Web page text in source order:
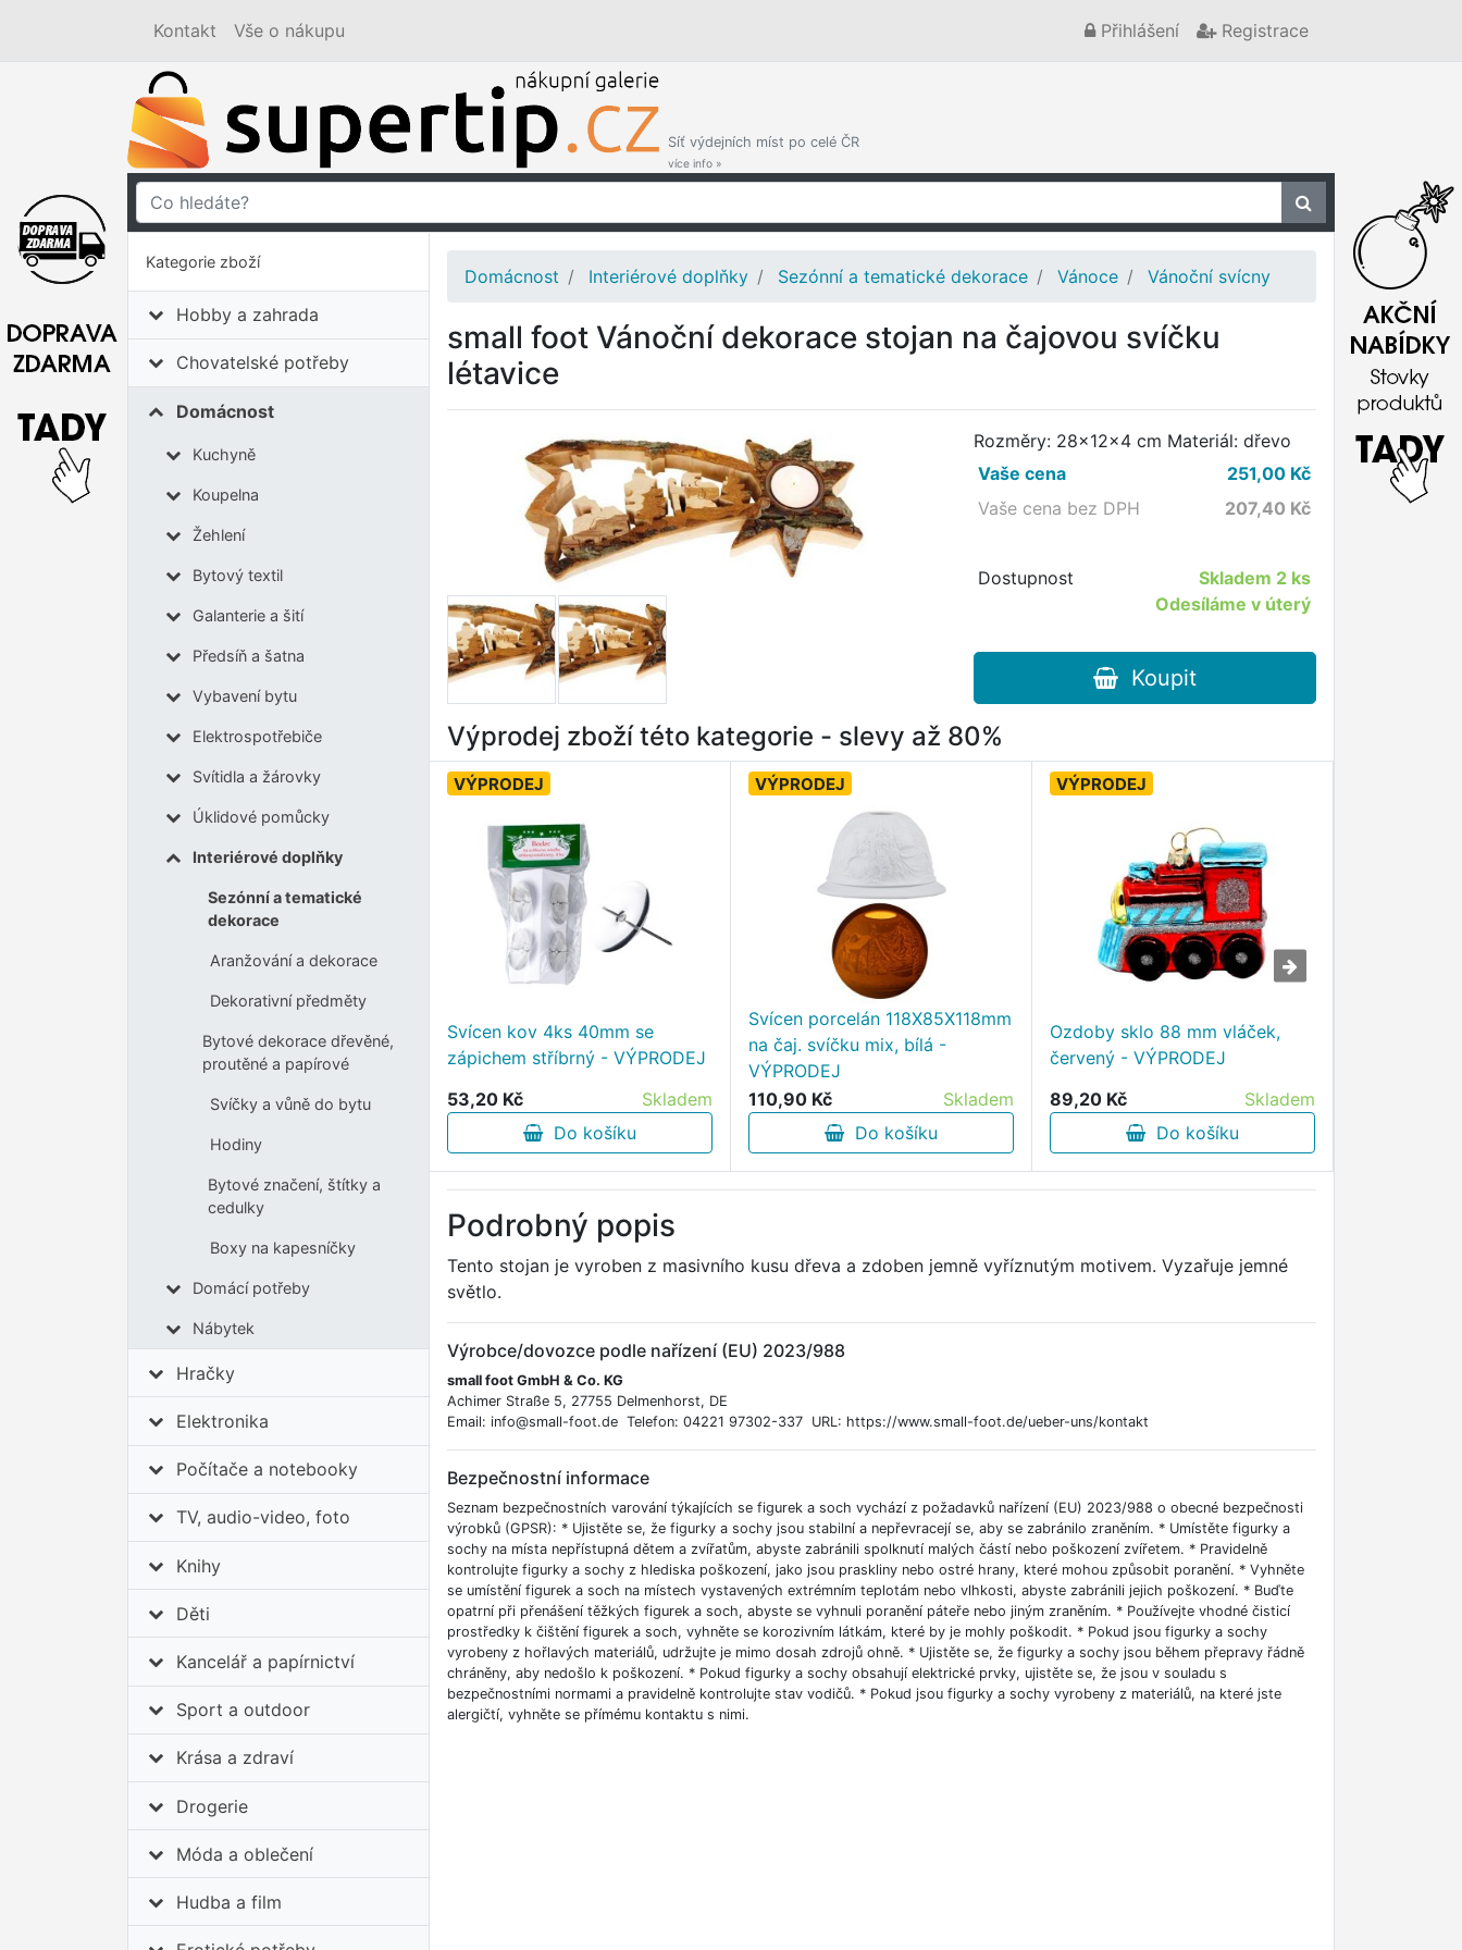
Kontakt Vše o nákupu Přihlášení Registrace
Síť výdejních míst po celé ČR
více info »
Kategorie zboží
Hobby a zahrada
Chovatelské potřeby
Domácnost
Kuchyně
Koupelna
Žehlení
Bytový textil
Galanterie a šití
Předsíň a šatna
Vybavení bytu
Elektrospotřebiče
Svítidla a žárovky
Úklidové pomůcky
Interiérové doplňky
Sezónní a tematické
dekorace
Aranžování a dekorace
Dekorativní předměty
Bytové dekorace dřevěné,
proutěné a papírové
Svíčky a vůně do bytu
Hodiny
Bytové značení, štítky a
cedulky
Boxy na kapesníčky
Domácí potřeby
Nábytek
Hračky
Elektronika
Počítače a notebooky
TV, audio-video, foto
Knihy
Děti
Kancelář a papírnictví
Sport a outdoor
Krása a zdraví
Drogerie
Móda a oblečení
Hudba a film
Domácnost Interiérové doplňky Sezónní a tematické dekorace Vánoce Vánoční svícny
small foot Vánoční dekorace stojan na čajovou svíčku
létavice
Rozměry: 28x12x4 cm Materiál: dřevo
Vaše cena
251,00Kč
Vaše cena bez DPH
207,40 Kč
Dostupnost Skladem 2 ks
Odesíláme v úterý
Koupit
Výprodej zboží této kategorie - slevy až 80%
VÝPRODEJ
Svícen kov 4ks 40mm se
zápichem stříbrný - VÝPRODEJ
53,20 Kč
Skladem
Do košíku
VÝPRODEJ
Svícen porcelán 118X85X118mm
na čaj. svíčku mix, bílá -
VÝPRODEJ
110,90 Kč
Skladem
Do košíku
VÝPRODEJ
Ozdoby sklo 88 mm vláček,
červený - VÝPRODEJ
89,20 Kč
Skladem
Do košíku
Podrobný popis
Tento stojan je vyroben z masivního kusu dřeva a zdoben jemně vyříznutým motivem. Vyzařuje jemné
světlo.
Výrobce/dovozce podle nařízení (EU) 2023/988
small foot GmbH & Co. KG
Achimer Straße 5, 27755 Delmenhorst, DE
Email: info@small-foot.de Telefon: 04221 97302-337 URL: https://www.small-foot.de/ueber-uns/kontakt
Bezpečnostní informace
Seznam bezpečnostních varování týkajících se figurek a soch vychází z požadavků nařízení (EU) 2023/988 o obecné bezpečnosti
výrobků (GPSR): * Ujistěte se, že figurky a sochy jsou stabilní a nepřevracejí se, aby se zabránilo zraněním. * Umístěte figurky a
sochy na místa nepřístupná dětem a zvířatům, abyste zabránili spolknutí malých částí nebo poškození zvířetem. * Pravidelně
kontrolujte figurky a sochy z hlediska poškození, jako jsou praskliny nebo ostré hrany, které mohou způsobit poranění. * Vyhněte
se umístění figurek a soch na místech vystavených extrémním teplotám nebo vlhkosti, abyste zabránili jejich poškození. * Buďte
opatrní při přenášení těžkých figurek a soch, abyste se vyhnuli poranění páteře nebo jiným zraněním. * Používejte vhodné čisticí
prostředky k čištění figurek a soch, vyhněte se korozivním látkám, které by je mohly poškodit. * Pokud jsou figurky a sochy
vyrobeny z hořlavých materiálů, udržujte je mimo dosah zdrojů ohně. * Ujistěte se, že figurky a sochy jsou během přepravy řádně
chráněny, aby nedošlo k poškození. * Pokud figurky a sochy obsahují elektrické prvky, ujistěte se, že jsou v souladu s
bezpečnostními normami a pravidelně kontrolujte stav vodičů. * Pokud jsou figurky a sochy vyrobeny z materiálů, na které jste
alergičtí, vyhněte se přímému kontaktu s nimi.